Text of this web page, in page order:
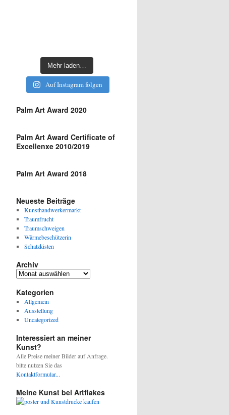
Mehr laden…
Auf Instagram folgen
Palm Art Award 2020
Palm Art Award Certificate of
Excellenxe 2010/2019
Palm Art Award 2018
Neueste Beiträge
Kunsthandwerkermarkt
Traumfrucht
Traumschweigen
Wärmebeschützerin
Schatzkisten
Archiv
Archiv
Kategorien
Allgemein
Ausstellung
Uncategorized
Interessiert an meiner
Kunst?
Alle Preise meiner Bilder auf Anfrage.
bitte nutzen Sie das
Kontaktformular...
Meine Kunst bei Artflakes